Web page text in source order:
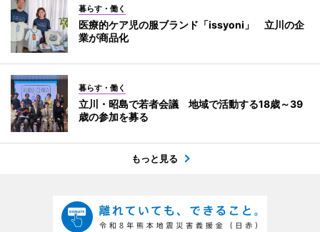
暮らす・働く
医療的ケア児の服ブランド「issyoni」 立川の企
業が商品化
暮らす・働く
立川・昭島で若者会議 地域で活動する18歳～39
歳の参加を募る
もっと見る